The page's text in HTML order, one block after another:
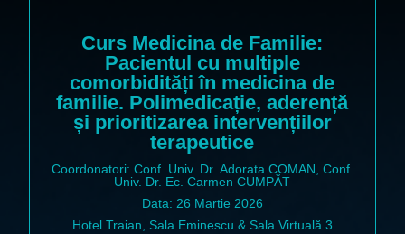
Curs Medicina de Familie:
Pacientul cu multiple
comorbidități în medicina de
familie. Polimedicație, aderență
și prioritizarea intervențiilor
terapeutice
Coordonatori: Conf. Univ. Dr. Adorata COMAN, Conf.
Univ. Dr. Ec. Carmen CUMPĂT
Data: 26 Martie 2026
Hotel Traian, Sala Eminescu & Sala Virtuală 3